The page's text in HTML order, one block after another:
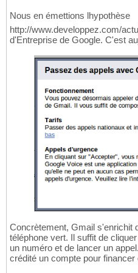
Nous en émettions lhypothèse
http://www.developpez.com/
d'Entreprise de Google. C'est
Concrètement, Gmail s'enrichit
téléphone vert. Il suffit de
un numéro et de lancer un
crédité un compte pour